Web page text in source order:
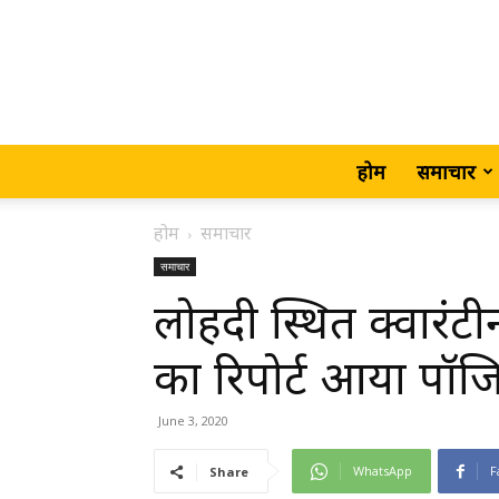
होम समाचार
होम समाचार
समाचार
लोहदी स्थित
का रिपोर्ट आया
June 3, 2020
Share WhatsApp